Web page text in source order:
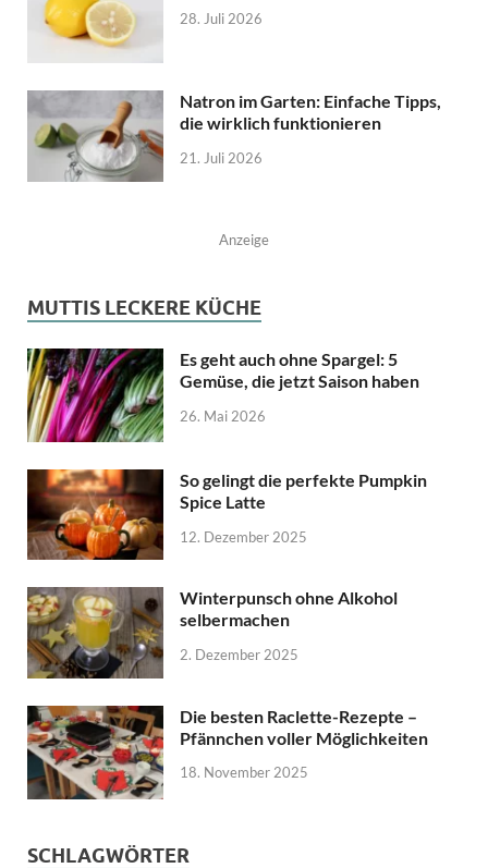
28. Juli 2026
Natron im Garten: Einfache Tipps,
die wirklich funktionieren
21. Juli 2026
Anzeige
MUTTIS LECKERE KÜCHE
Es geht auch ohne Spargel: 5
Gemüse, die jetzt Saison haben
26. Mai 2026
So gelingt die perfekte Pumpkin
Spice Latte
12. Dezember 2025
Winterpunsch ohne Alkohol
selbermachen
2. Dezember 2025
Die besten Raclette-Rezepte –
Pfännchen voller Möglichkeiten
18. November 2025
SCHLAGWÖRTER